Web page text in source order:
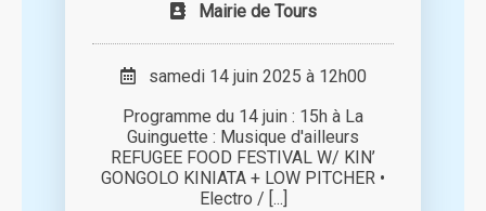
Mairie de Tours
samedi 14 juin 2025 à 12h00
Programme du 14 juin : 15h à La
Guinguette : Musique d'ailleurs
REFUGEE FOOD FESTIVAL W/ KIN’
GONGOLO KINIATA + LOW PITCHER •
Electro / [...]